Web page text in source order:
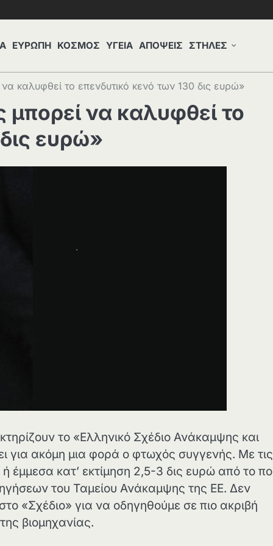
ΕΥΡΩΠΗ ΚΟΣΜΟΣ ΥΓΕΙΑ ΑΠΟΨΕΙΣ ΣΤΗΛΕΣ
καλυφθεί το επενδυτικό κενό των 130 δις ευρώ»
να καλυφθεί το
ευρώ»
το «Ελληνικό Σχέδιο Ανάκαμψης και
για ακόμη μια φορά ο φτωχός συγγενής. Με τις
έμμεσα κατ’ εκτίμηση 2,5-3 δις ευρώ από το
του Ταμείου Ανάκαμψης της ΕΕ. Δεν
«Σχέδιο» για να οδηγηθούμε σε πιο ακριβή
βιομηχανίας.